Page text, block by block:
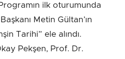
ilk oturumunda
Metin Gültan’ın
Tarihi” ele alındı.
Pekşen, Prof. Dr.